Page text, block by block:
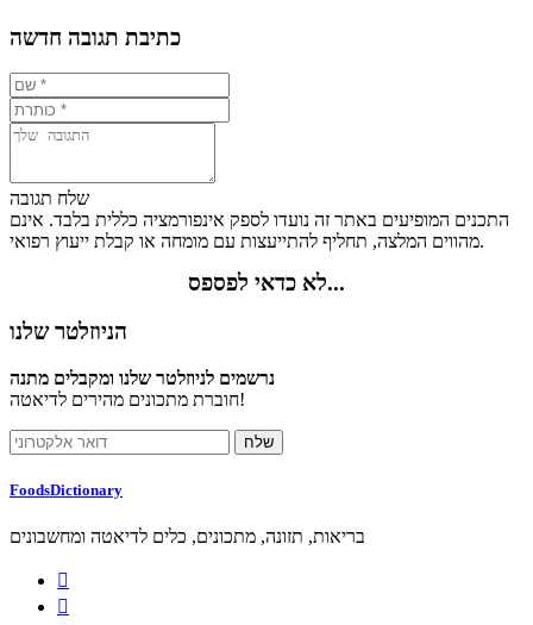
כתיבת תגובה חדשה
שלח תגובה
התכנים המופיעים באתר זה נועדו לספק אינפורמציה כללית בלבד. אינם
מהווים המלצה, תחליף להתייעצות עם מומחה או קבלת ייעוץ רפואי.
לא כדאי לפספס...
הניוזלטר שלנו
נרשמים לניוזלטר שלנו ומקבלים מתנה
חוברת מתכונים מהירים לדיאטה!
FoodsDictionary
בריאות, תזונה, מתכונים, כלים לדיאטה ומחשבונים

